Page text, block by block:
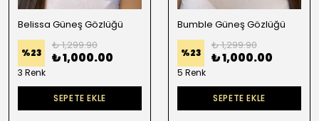
Belissa Güneş Gözlüğü
%23
₺ 1,299.90
₺ 1,000.00
3 Renk
SEPETE EKLE
Bumble Güneş Gözlüğü
%23
₺ 1,299.90
₺ 1,000.00
5 Renk
SEPETE EKLE